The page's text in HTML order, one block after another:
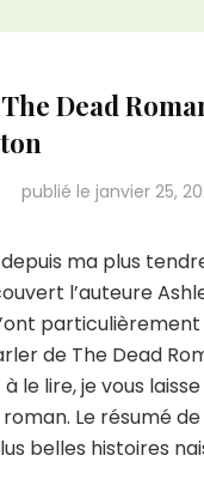
Dead
publié le janvier 25,
Romantics
ma plus
l’auteure
particulièrement
de The Dead
le lire, je vous
Le résumé
belles histoires